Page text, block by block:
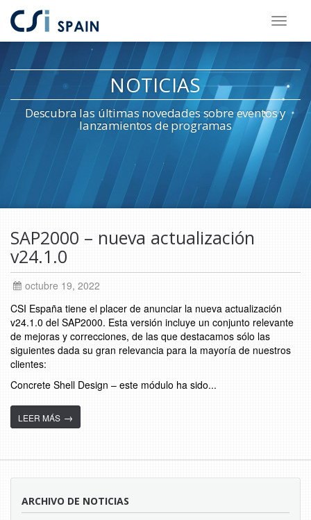
Saltar
contenido
principal
NOTICIAS
Descubra las últimas novedades sobre eventos y
lanzamientos de programas
pie
página
SAP2000 – nueva actualización
v24.1.0
octubre 19, 2022
CSI España tiene el placer de anunciar la nueva actualización
v24.1.0 del SAP2000. Esta versión incluye un conjunto relevante
de mejoras y correcciones, de las que destacamos sólo las
siguientes dada su gran relevancia para la mayoría de nuestros
clientes:
Concrete Shell Design – este módulo ha sido...
LEER MÁS →
ARCHIVO DE NOTICIAS